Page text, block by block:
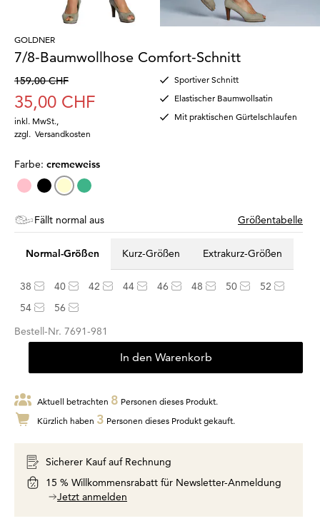
GOLDNER
7/8-Baumwollhose Comfort-Schnitt
159,00 CHF
35,00 CHF
inkl. MwSt.
zzgl. Versandkosten
Sportiver Schnitt
Elastischer Baumwollsatin
Mit praktischen Gürtelschlaufen
Farbe: cremeweiss
Fällt normal aus Größentabelle
Normal-Größen Kurz-Größen Extrakurz-Größen
38 40 42 44 46 48 50
52
54
56
Bestell-Nr. 7691-981
In den Warenkorb
Aktuell betrachten 8 Personen dieses Produkt.
Kürzlich haben 3 Personen dieses Produkt gekauft.
Sicherer Kauf auf Rechnung
15 % Willkommensrabatt für Newsletter-Anmeldung
Jetzt anmelden